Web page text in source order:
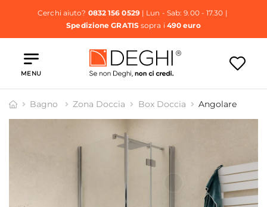
Cerchi aiuto? 0832 156 0529| Lun - Sab: 9.00 - 17.30 |
Spedizione GRATISsopra i 490 euro
MENU
Bagno Zona Doccia Box Doccia Angolare